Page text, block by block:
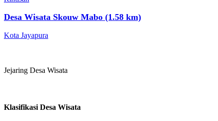
Desa Wisata Skouw Mabo (1.58 km)
Kota Jayapura
Jejaring Desa Wisata
Klasifikasi Desa Wisata